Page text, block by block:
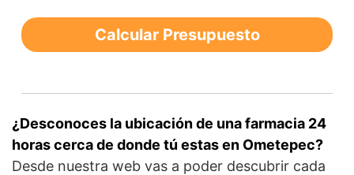
Calcular Presupuesto
¿Desconoces la ubicación de una farmacia 24
horas cerca de donde tú estas en Ometepec?
Desde nuestra web vas a poder descubrir cada